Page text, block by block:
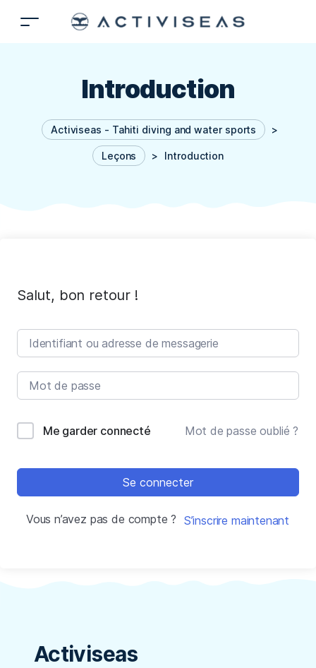
Introduction
Activiseas - Tahiti diving and water sports >
Leçons > Introduction
Salut, bon retour !
Me garder connecté Mot de passe oublié ?
Se connecter
Vous n’avez pas de compte ? S’inscrire maintenant
Activiseas